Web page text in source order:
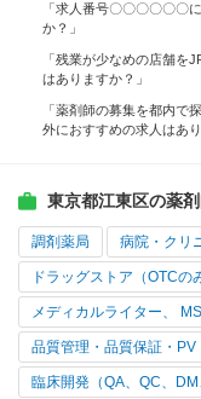
「求人番号〇〇〇〇〇〇
か？」
「残業が少なめの店舗を
はありますか？」
「薬剤師の募集を都内で
外におすすめの求人はあ
東京都江東区の薬
調剤薬局 病院・クリ
ドラッグストア（OTCの
メディカルライター、
品質管理・品質保証・PV
臨床開発（QA、QC、DM